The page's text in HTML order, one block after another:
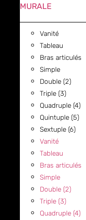
MURALE
Vanité
Tableau
Bras articulés
Simple
Double (2)
Triple (3)
Quadruple (4)
Quintuple (5)
Sextuple (6)
Vanité
Tableau
Bras articulés
Simple
Double (2)
Triple (3)
Quadruple (4)